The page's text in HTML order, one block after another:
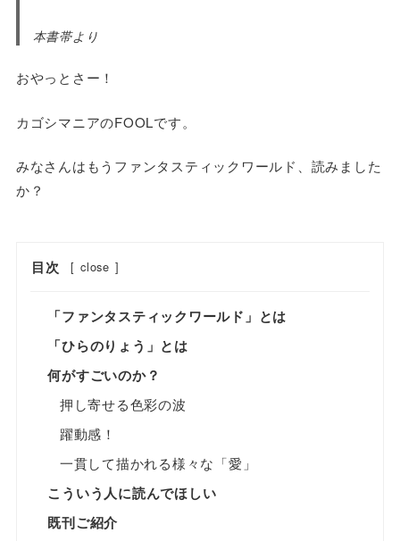
本書帯より
おやっとさー！
カゴシマニアのFOOLです。
みなさんはもうファンタスティックワールド、読みました
か？
目次 [ close ]
「ファンタスティックワールド」とは
「ひらのりょう」とは
何がすごいのか？
押し寄せる色彩の波
躍動感！
一貫して描かれる様々な「愛」
こういう人に読んでほしい
既刊ご紹介